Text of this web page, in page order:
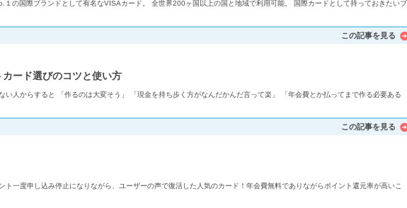
１の国際ブランドとして有名なVISAカード。 全世界200ヶ国以上の国と地域で利用可能。 国際カードとして持っておきたいブ
この記事を見る
ード選びのコツと使い方
い人からすると 「作るのは大変そう」 「現金を持ち歩く方がなんだかんだ言って楽」 「年会費とか払ってまで作る必要ある
この記事を見る
ト一度申し込み停止になりながら、ユーザーの声で復活した人気のカード！年会費無料でありながらポイント還元率が高いこ